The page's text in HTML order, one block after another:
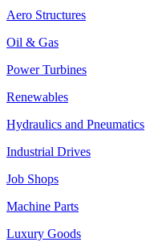
Aero Structures
Oil & Gas
Power Turbines
Renewables
Hydraulics and Pneumatics
Industrial Drives
Job Shops
Machine Parts
Luxury Goods